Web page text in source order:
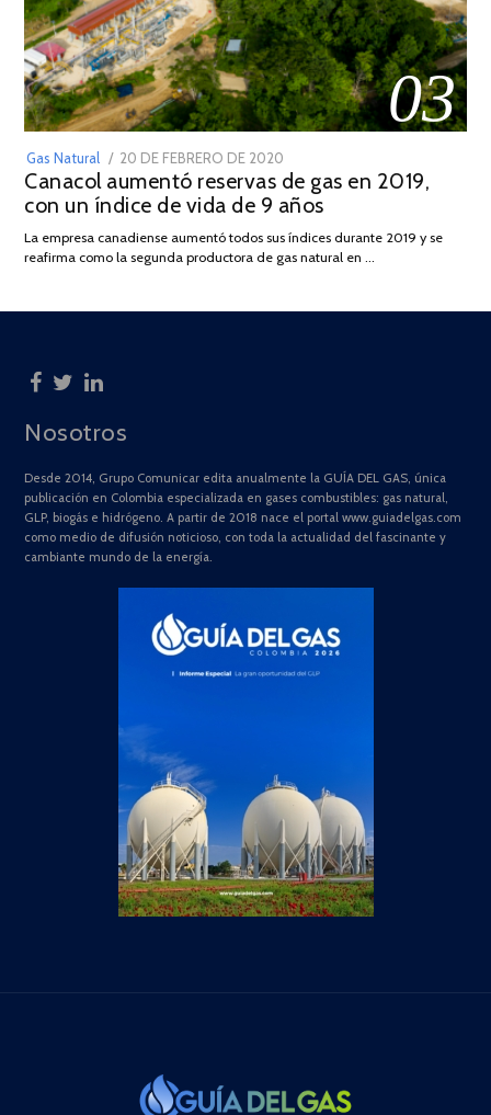
03
Gas Natural
POSTED
ON
20 DE FEBRERO DE 2020
DE
JULIO
2025
Canacol aumentó reservas de gas en 2019,
con un índice de vida de 9 años
La empresa canadiense aumentó todos sus índices durante 2019 y se
reafirma como la segunda productora de gas natural en …
Nosotros
Desde 2014, Grupo Comunicar edita anualmente la GUÍA DEL GAS, única
publicación en Colombia especializada en gases combustibles: gas natural,
GLP, biogás e hidrógeno. A partir de 2018 nace el portal www.guiadelgas.com
como medio de difusión noticioso, con toda la actualidad del fascinante y
cambiante mundo de la energía.